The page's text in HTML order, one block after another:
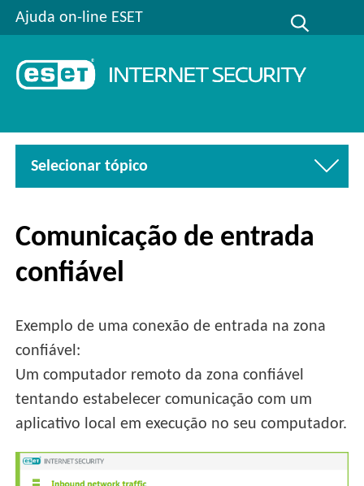
Ajuda on-line ESET
Selecionar tópico
Comunicação de entrada
confiável
Exemplo de uma conexão de entrada na zona
confiável:
Um computador remoto da zona confiável
tentando estabelecer comunicação com um
aplicativo local em execução no seu computador.